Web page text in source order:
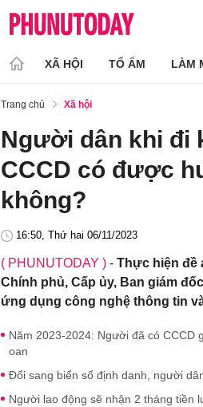
XÃ HỘI TỔ ẤM LÀM
Trang chủ Xã hội
Người dân khi đi
CCCD có được
không?
16:50, Thứ hai 06/11/2023
( PHUNUTODAY ) - Thực hiện đề
Chính phủ, Cấp ủy, Ban giám
ứng dụng công nghệ thông tin
Năm 2023-2024: Người đã có CCCD
oan
Đổi sang biển số định danh, người
Người lao động sẽ nhận 2 tháng tiền